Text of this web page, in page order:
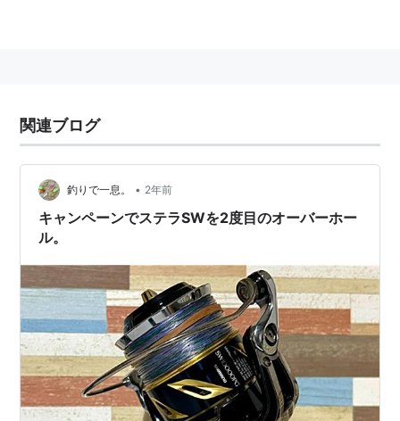
関連ブログ
釣りで一息。 • 2年前
キャンペーンでステラSWを2度目のオーバーホー
ル。